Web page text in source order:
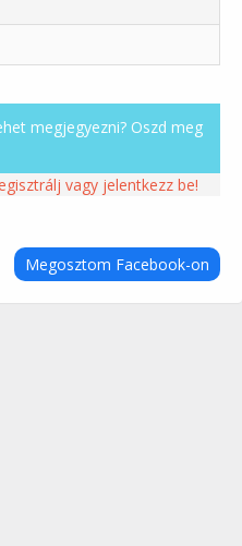
megjegyezni? Oszd meg
vagy jelentkezz be!
Megosztom Facebook-on